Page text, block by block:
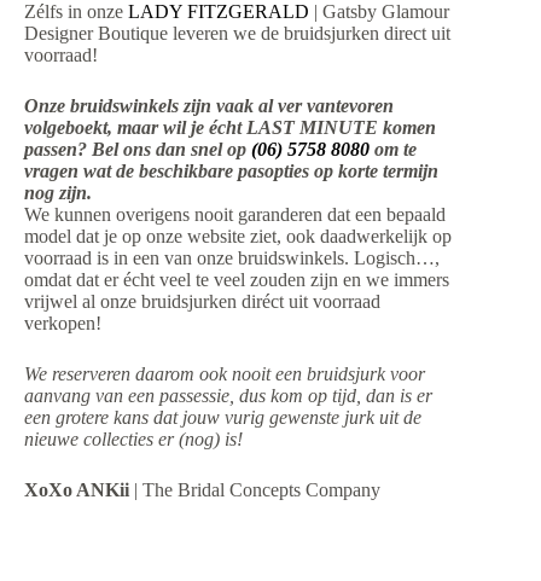
Zélfs in onze LADY FITZGERALD | Gatsby Glamour
Designer Boutique leveren we de bruidsjurken direct uit
voorraad!
Onze bruidswinkels zijn vaak al ver vantevoren
volgeboekt, maar wil je écht LAST MINUTE komen
passen? Bel ons dan snel op (06) 5758 8080 om te
vragen wat de beschikbare pasopties op korte termijn
nog zijn.
We kunnen overigens nooit garanderen dat een bepaald
model dat je op onze website ziet, ook daadwerkelijk op
voorraad is in een van onze bruidswinkels. Logisch…,
omdat dat er écht veel te veel zouden zijn en we immers
vrijwel al onze bruidsjurken diréct uit voorraad
verkopen!
We reserveren daarom ook nooit een bruidsjurk voor
aanvang van een passessie, dus kom op tijd, dan is er
een grotere kans dat jouw vurig gewenste jurk uit de
nieuwe collecties er (nog) is!
XoXo ANKii | The Bridal Concepts Company